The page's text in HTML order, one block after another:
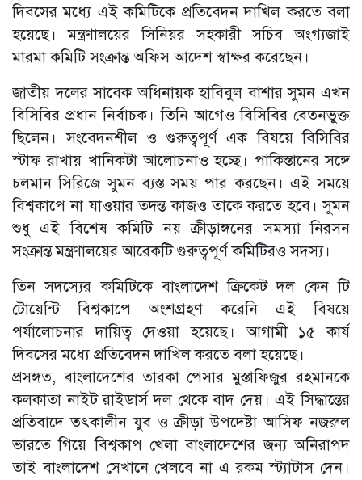
দিবসের মধ্যে এই কমিটিকে প্রতিবেদন দাখিল করতে বলা
হয়েছে। মন্ত্রণালয়ের সিনিয়র সহকারী সচিব অংগ্যজাই
মারমা কমিটি সংক্রান্ত অফিস আদেশ স্বাক্ষর করেছেন।
জাতীয় দলের সাবেক অধিনায়ক হাবিবুল বাশার সুমন এখন
বিসিবির প্রধান নির্বাচক। তিনি আগেও বিসিবির বেতনভুক্ত
ছিলেন। সংবেদনশীল ও গুরুত্বপূর্ণ এক বিষয়ে বিসিবির
স্টাফ রাখায় খানিকটা আলোচনাও হচ্ছে। পাকিস্তানের সঙ্গে
চলমান সিরিজে সুমন ব্যস্ত সময় পার করছেন। এই সময়ে
বিশ্বকাপে না যাওয়ার তদন্ত কাজও তাকে করতে হবে। সুমন
শুধু এই বিশেষ কমিটি নয় ক্রীড়াঙ্গনের সমস্যা নিরসন
সংক্রান্ত মন্ত্রণালয়ের আরেকটি গুরুত্বপূর্ণ কমিটিরও সদস্য।
তিন সদস্যের কমিটিকে বাংলাদেশ ক্রিকেট দল কেন টি
টোয়েন্টি বিশ্বকাপে অংশগ্রহণ করেনি এই বিষয়ে
পর্যালোচনার দায়িত্ব দেওয়া হয়েছে। আগামী ১৫ কার্য
দিবসের মধ্যে প্রতিবেদন দাখিল করতে বলা হয়েছে।
প্রসঙ্গত, বাংলাদেশের তারকা পেসার মুস্তাফিজুর রহমানকে
কলকাতা নাইট রাইডার্স দল থেকে বাদ দেয়। এই সিদ্ধান্তের
প্রতিবাদে তৎকালীন যুব ও ক্রীড়া উপদেষ্টা আসিফ নজরুল
ভারতে গিয়ে বিশ্বকাপ খেলা বাংলাদেশের জন্য অনিরাপদ
তাই বাংলাদেশ সেখানে খেলবে না এ রকম স্ট্যাটাস দেন।